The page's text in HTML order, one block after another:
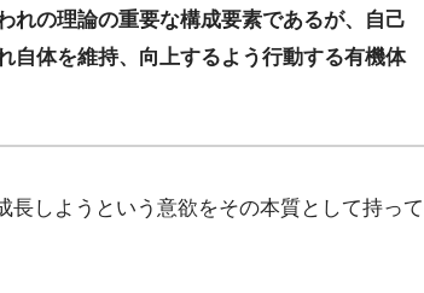
れの理論の重要な構成要素であるが、自己
自体を維持、向上するよう行動する有機体
しようという意欲をその本質として持って